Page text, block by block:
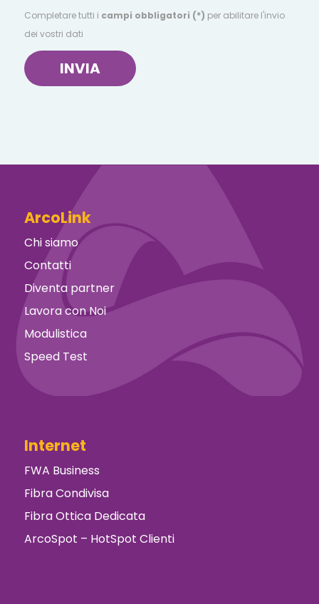
Completare tutti i campi obbligatori (*) per abilitare l'invio
dei vostri dati
INVIA
ArcoLink
Chi siamo
Contatti
Diventa partner
Lavora con Noi
Modulistica
Speed Test
Internet
FWA Business
Fibra Condivisa
Fibra Ottica Dedicata
ArcoSpot – HotSpot Clienti